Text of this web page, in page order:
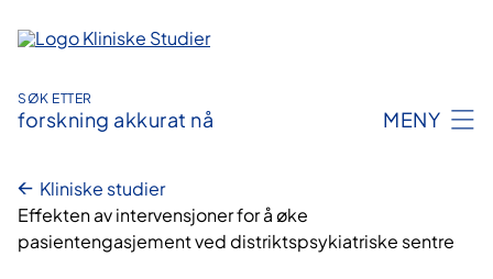
innhold
SØK ETTER
forskning akkurat nå MENY
Kliniske studier
Effekten av intervensjoner for å øke
pasientengasjement ved distriktspsykiatriske sentre